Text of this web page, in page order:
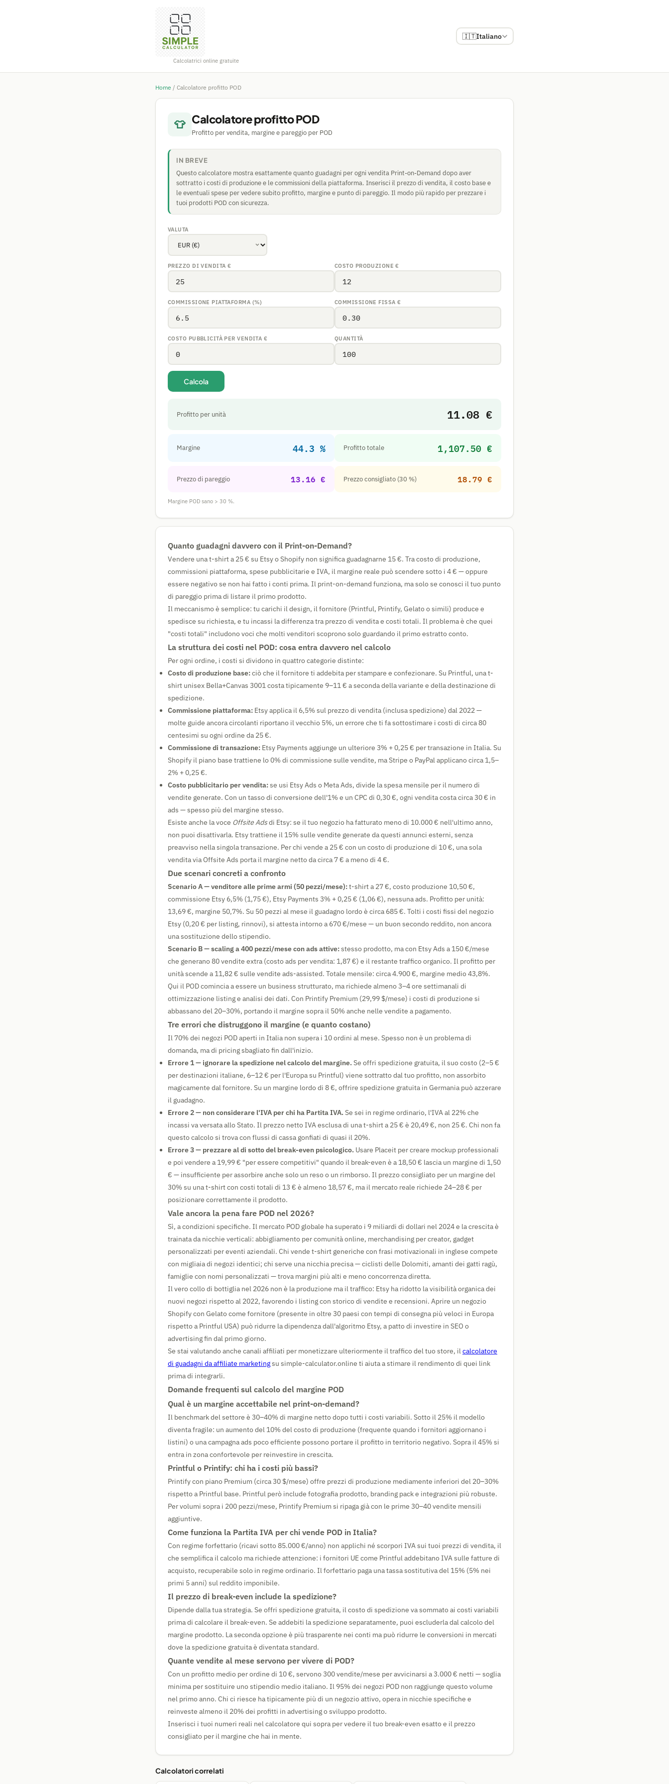
Calcolatrici online gratuite
🇮🇹Italiano
Home / Calcolatore profitto POD
👕 Calcolatore profitto POD
Profitto per vendita, margine e pareggio per POD
IN BREVE
Questo calcolatore mostra esattamente quanto guadagni per ogni vendita Print-on-Demand dopo aver
sottratto i costi di produzione e le commissioni della piattaforma. Inserisci il prezzo di vendita, il costo base e
le eventuali spese per vedere subito profitto, margine e punto di pareggio. Il modo più rapido per prezzare i
tuoi prodotti POD con sicurezza.
VALUTA
PREZZO DI VENDITA € COSTO PRODUZIONE€
COMMISSIONE PIATTAFORMA (%) COMMISSIONE FISSA €
COSTO PUBBLICITÀ PER VENDITA € QUANTITÀ
Calcola
Profitto per unità 11.08 €
Margine 44.3 % Profitto totale 1,107.50 €
Prezzo di pareggio 13.16 € Prezzo consigliato (30 %) 18.79 €
Margine POD sano > 30 %.
Quanto guadagni davvero con il Print-on-Demand?
Vendere una t-shirt a 25 € su Etsy o Shopify non significa guadagnarne 15 €. Tra costo di produzione,
commissioni piattaforma, spese pubblicitarie e IVA, il margine reale può scendere sotto i 4 € — oppure
essere negativo se non hai fatto i conti prima. Il print-on-demand funziona, ma solo se conosci il tuo punto
di pareggio prima di listare il primo prodotto.
Il meccanismo è semplice: tu carichi il design, il fornitore (Printful, Printify, Gelato o simili) produce e
spedisce su richiesta, e tu incassi la differenza tra prezzo di vendita e costi totali. Il problema è che quei
"costi totali" includono voci che molti venditori scoprono solo guardando il primo estratto conto.
La struttura dei costi nel POD: cosa entra davvero nel calcolo
Per ogni ordine, i costi si dividono in quattro categorie distinte:
Costo di produzione base:ciò che il fornitore ti addebita per stampare e confezionare. Su Printful, una t-
shirt unisex Bella+Canvas 3001 costa tipicamente 9–11 € a seconda della variante e della destinazione di
spedizione.
Commissione piattaforma: Etsy applica il 6,5% sul prezzo di vendita (inclusa spedizione) dal 2022 —
molte guide ancora circolanti riportano il vecchio 5%, un errore che ti fa sottostimare i costi di circa 80
centesimi su ogni ordine da 25 €.
Commissione di transazione: Etsy Payments aggiunge un ulteriore 3% + 0,25 € per transazione in Italia. Su
Shopify il piano base trattiene lo 0% di commissione sulle vendite, ma Stripe o PayPal applicano circa 1,5–
2% + 0,25 €.
Costo pubblicitario per vendita:se usi Etsy Ads o Meta Ads, divide la spesa mensile per il numero di
vendite generate. Con un tasso di conversione dell'1% e un CPC di 0,30 €, ogni vendita costa circa 30 € in
ads — spesso più del margine stesso.
Esiste anche la voce Offsite Adsdi Etsy: se il tuo negozio ha fatturato meno di 10.000 € nell'ultimo anno,
non puoi disattivarla. Etsy trattiene il 15% sulle vendite generate da questi annunci esterni, senza
preavviso nella singola transazione. Per chi vende a 25 € con un costo di produzione di 10 €, una sola
vendita via Offsite Ads porta il margine netto da circa 7 € a meno di 4 €.
Due scenari concreti a confronto
Scenario A — venditore alle prime armi (50 pezzi/mese):t-shirt a 27 €, costo produzione 10,50 €,
commissione Etsy 6,5% (1,75 €), Etsy Payments 3% + 0,25 € (1,06 €), nessuna ads. Profitto per unità:
13,69 €, margine 50,7%. Su 50 pezzi al mese il guadagno lordo è circa 685 €. Tolti i costi fissi del negozio
Etsy (0,20 € per listing, rinnovi), si attesta intorno a 670 €/mese — un buon secondo reddito, non ancora
una sostituzione dello stipendio.
Scenario B — scaling a 400 pezzi/mese con ads attive:stesso prodotto, ma con Etsy Ads a 150 €/mese
che generano 80 vendite extra (costo ads per vendita: 1,87 €) e il restante traffico organico. Il profitto per
unità scende a 11,82 € sulle vendite ads-assisted. Totale mensile: circa 4.900 €, margine medio 43,8%.
Qui il POD comincia a essere un business strutturato, ma richiede almeno 3–4 ore settimanali di
ottimizzazione listing e analisi dei dati. Con Printify Premium (29,99 $/mese) i costi di produzione si
abbassano del 20–30%, portando il margine sopra il 50% anche nelle vendite a pagamento.
Tre errori che distruggono il margine (e quanto costano)
Il 70% dei negozi POD aperti in Italia non supera i 10 ordini al mese. Spesso non è un problema di
domanda, ma di pricing sbagliato fin dall'inizio.
Errore 1 — ignorare la spedizione nel calcolo del margine.Se offri spedizione gratuita, il suo costo (2–5 €
per destinazioni italiane, 6–12 € per l'Europa su Printful) viene sottratto dal tuo profitto, non assorbito
magicamente dal fornitore. Su un margine lordo di 8 €, offrire spedizione gratuita in Germania può azzerare
il guadagno.
Errore 2 — non considerare l'IVA per chi ha Partita IVA.Se sei in regime ordinario, l'IVA al 22% che
incassi va versata allo Stato. Il prezzo netto IVA esclusa di una t-shirt a 25 € è 20,49 €, non 25 €. Chi non fa
questo calcolo si trova con flussi di cassa gonfiati di quasi il 20%.
Errore 3 — prezzare al di sotto del break-even psicologico. Usare Placeit per creare mockup professionali
e poi vendere a 19,99 € "per essere competitivi" quando il break-even è a 18,50 € lascia un margine di 1,50
€ — insufficiente per assorbire anche solo un reso o un rimborso. Il prezzo consigliato per un margine del
30% su una t-shirt con costi totali di 13 € è almeno 18,57 €, ma il mercato reale richiede 24–28 € per
posizionare correttamente il prodotto.
Vale ancora la pena fare POD nel 2026?
Sì, a condizioni specifiche. Il mercato POD globale ha superato i 9 miliardi di dollari nel 2024 e la crescita è
trainata da nicchie verticali: abbigliamento per comunità online, merchandising per creator, gadget
personalizzati per eventi aziendali. Chi vende t-shirt generiche con frasi motivazionali in inglese compete
con migliaia di negozi identici; chi serve una nicchia precisa — ciclisti delle Dolomiti, amanti dei gatti ragù,
famiglie con nomi personalizzati — trova margini più alti e meno concorrenza diretta.
Il vero collo di bottiglia nel 2026 non è la produzione ma il traffico: Etsy ha ridotto la visibilità organica dei
nuovi negozi rispetto al 2022, favorendo i listing con storico di vendite e recensioni. Aprire un negozio
Shopify con Gelato come fornitore (presente in oltre 30 paesi con tempi di consegna più veloci in Europa
rispetto a Printful USA) può ridurre la dipendenza dall'algoritmo Etsy, a patto di investire in SEO o
advertising fin dal primo giorno.
Se stai valutando anche canali affiliati per monetizzare ulteriormente il traffico del tuo store, ilcalcolatore
di guadagni da affiliate marketingsu simple-calculator.online ti aiuta a stimare il rendimento di quei link
prima di integrarli.
Domande frequenti sul calcolo del margine POD
Qual è un margine accettabile nel print-on-demand?
Il benchmark del settore è 30–40% di margine netto dopo tutti i costi variabili. Sotto il 25% il modello
diventa fragile: un aumento del 10% del costo di produzione (frequente quando i fornitori aggiornano i
listini) o una campagna ads poco efficiente possono portare il profitto in territorio negativo. Sopra il 45% si
entra in zona confortevole per reinvestire in crescita.
Printful o Printify: chi ha i costi più bassi?
Printify con piano Premium (circa 30 $/mese) offre prezzi di produzione mediamente inferiori del 20–30%
rispetto a Printful base. Printful però include fotografia prodotto, branding pack e integrazioni più robuste.
Per volumi sopra i 200 pezzi/mese, Printify Premium si ripaga già con le prime 30–40 vendite mensili
aggiuntive.
Come funziona la Partita IVA per chi vende POD in Italia?
Con regime forfettario (ricavi sotto 85.000 €/anno) non applichi né scorpori IVA sui tuoi prezzi di vendita, il
che semplifica il calcolo ma richiede attenzione: i fornitori UE come Printful addebitano IVA sulle fatture di
acquisto, recuperabile solo in regime ordinario. Il forfettario paga una tassa sostitutiva del 15% (5% nei
primi 5 anni) sul reddito imponibile.
Il prezzo di break-even include la spedizione?
Dipende dalla tua strategia. Se offri spedizione gratuita, il costo di spedizione va sommato ai costi variabili
prima di calcolare il break-even. Se addebiti la spedizione separatamente, puoi escluderla dal calcolo del
margine prodotto. La seconda opzione è più trasparente nei conti ma può ridurre le conversioni in mercati
dove la spedizione gratuita è diventata standard.
Quante vendite al mese servono per vivere di POD?
Con un profitto medio per ordine di 10 €, servono 300 vendite/mese per avvicinarsi a 3.000 € netti — soglia
minima per sostituire uno stipendio medio italiano. Il 95% dei negozi POD non raggiunge questo volume
nel primo anno. Chi ci riesce ha tipicamente più di un negozio attivo, opera in nicchie specifiche e
reinveste almeno il 20% dei profitti in advertising o sviluppo prodotto.
Inserisci i tuoi numeri reali nel calcolatore qui sopra per vedere il tuo break-even esatto e il prezzo
consigliato per il margine che hai in mente.
Calcolatori correlati